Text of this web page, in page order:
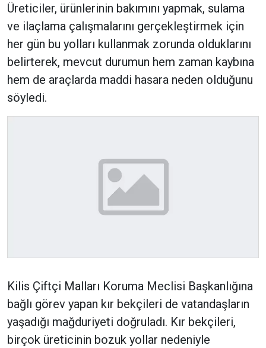
Üreticiler, ürünlerinin bakımını yapmak, sulama
ve ilaçlama çalışmalarını gerçekleştirmek için
her gün bu yolları kullanmak zorunda olduklarını
belirterek, mevcut durumun hem zaman kaybına
hem de araçlarda maddi hasara neden olduğunu
söyledi.
Kilis Çiftçi Malları Koruma Meclisi Başkanlığına
bağlı görev yapan kır bekçileri de vatandaşların
yaşadığı mağduriyeti doğruladı. Kır bekçileri,
birçok üreticinin bozuk yollar nedeniyle